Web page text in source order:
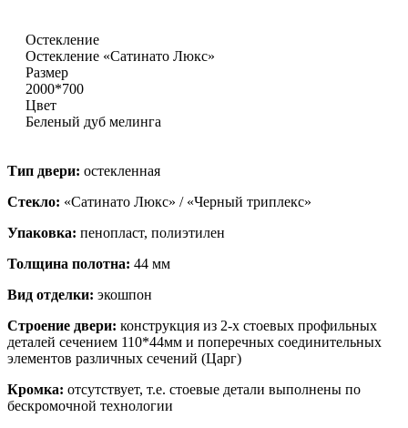
Остекление
Остекление «Сатинато Люкс»
Размер
2000*700
Цвет
Беленый дуб мелинга
Тип двери: остекленная
Стекло: «Сатинато Люкс» / «Черный триплекс»
Упаковка: пенопласт, полиэтилен
Толщина полотна: 44 мм
Вид отделки: экошпон
Строение двери: конструкция из 2-х стоевых профильных
деталей сечением 110*44мм и поперечных соединительных
элементов различных сечений (Царг)
Кромка: отсутствует, т.е. стоевые детали выполнены по
бескромочной технологии